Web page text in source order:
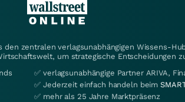
zentralen verlagsunabhängigen Wissens-
um strategische Entscheidungen
✅ verlagsunabhängige Partner ARIVA,
✅ Jederzeit einfach handeln beim
✅ mehr als 25 Jahre Marktpräsenz